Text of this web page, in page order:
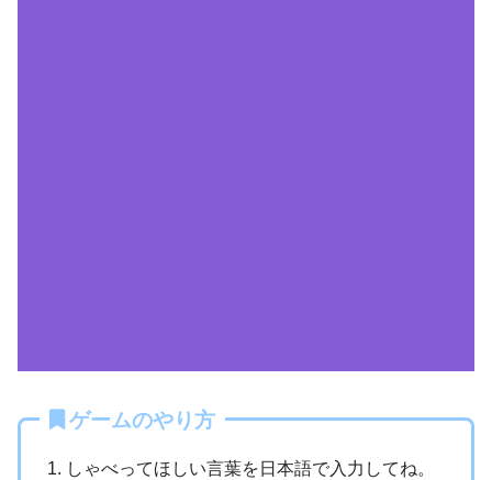
ゲームのやり方
1. しゃべってほしい言葉を日本語で入力してね。